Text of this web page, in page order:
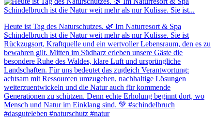
Heute ist Tag des Naturschutzes. 🌿 Im Naturresort & Spa
Schindelbruch ist die Natur weit mehr als nur Kulisse. Sie ist
Rückzugsort, Kraftquelle und ein wertvoller Lebensraum, den es zu
bewahren gilt. Mitten im Südharz erleben unsere Gäste die
besondere Ruhe des Waldes, klare Luft und ursprüngliche
Landschaften. Für uns bedeutet das zugleich Verantwortung:
achtsam mit Ressourcen umzugehen, nachhaltige Lösungen
weiterzuentwickeln und die Natur auch für kommende
Generationen zu schützen. Denn echte Erholung beginnt dort, wo
Mensch und Natur im Einklang sind. 💚 #schindelbruch
#dasguteleben #naturschutz #natur